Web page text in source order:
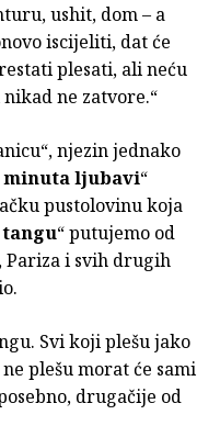
ushit, dom – a
iscijeliti, dat će
plesati, ali neću
ne zatvore.“
njezin jednako
minuta ljubavi“
pustolovinu koja
“ putujemo od
Pariza i svih drugih
Svi koji plešu jako
plešu morat će sami
drugačije od